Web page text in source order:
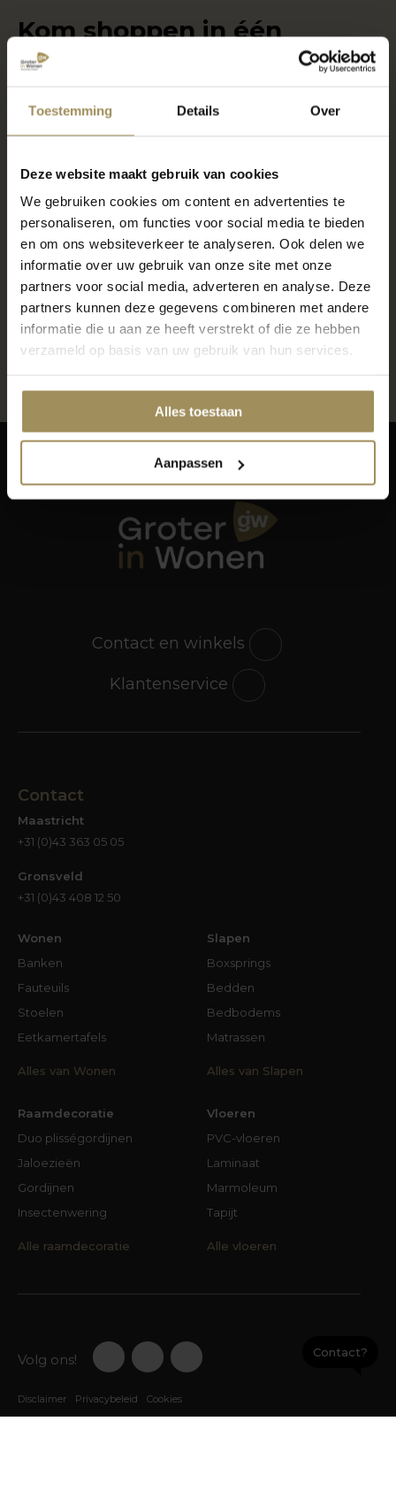
Toestemming Details Over
Deze website maakt gebruik van cookies
We gebruiken cookies om content en advertenties te
personaliseren, om functies voor social media te bieden
en om ons websiteverkeer te analyseren. Ook delen we
informatie over uw gebruik van onze site met onze
partners voor social media, adverteren en analyse. Deze
partners kunnen deze gegevens combineren met andere
informatie die u aan ze heeft verstrekt of die ze hebben
verzameld op basis van uw gebruik van hun services.
Alles toestaan
Aanpassen
Kom shoppen in één
van onze woonwinkels
Locatie Maastricht
6000m2 wonen, slapen en meer
Gratis parkeren voor de deur
Locatie Gronsveld
600m2 raamdecoratie, vloeren en meer
Gratis parkeren voor de deur
Contact en winkels
Klantenservice
Contact
Maastricht
+31 (0)43 363 05 05
Gronsveld
+31 (0)43 408 12 50
Wonen
Banken
Fauteuils
Stoelen
Eetkamertafels
Alles van Wonen
Slapen
Boxsprings
Bedden
Bedbodems
Matrassen
Alles van Slapen
Raamdecoratie
Duo plisségordijnen
Jaloezieën
Gordijnen
Insectenwering
Alle raamdecoratie
Vloeren
PVC-vloeren
Laminaat
Marmoleum
Tapijt
Alle vloeren
Volg ons!
Disclaimer Privacybeleid Cookies
Contact?